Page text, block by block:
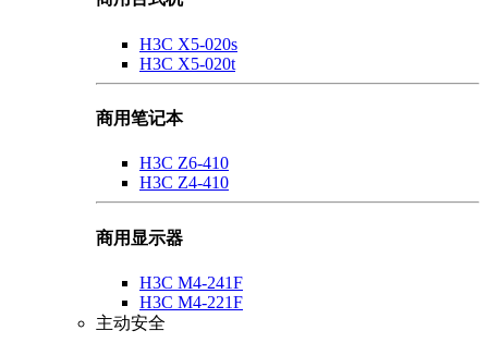
H3C X5-020s
H3C X5-020t
商用笔记本
H3C Z6-410
H3C Z4-410
商用显示器
H3C M4-241F
H3C M4-221F
主动安全